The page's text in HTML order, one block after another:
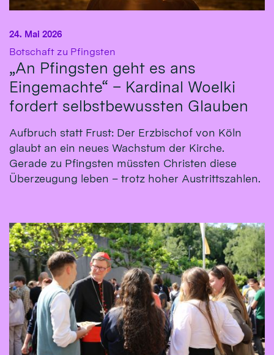
Botschaft zu Pfingsten
„An Pfingsten geht es ans
Eingemachte“ – Kardinal Woelki
fordert selbstbewussten Glauben
24. Mai 2026
Aufbruch statt Frust: Der Erzbischof von Köln
glaubt an ein neues Wachstum der Kirche.
Gerade zu Pfingsten müssten Christen diese
Überzeugung leben – trotz hoher Austrittszahlen.